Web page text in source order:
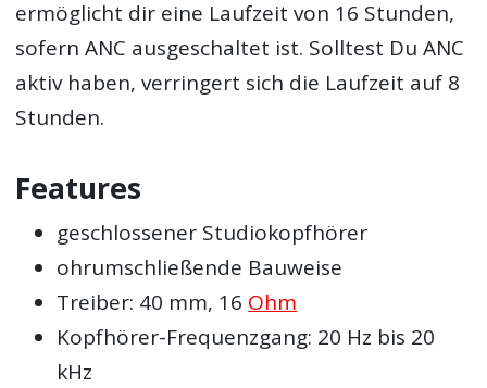
ermöglicht dir eine Laufzeit von 16 Stunden,
sofern ANC ausgeschaltet ist. Solltest Du ANC
aktiv haben, verringert sich die Laufzeit auf 8
Stunden.
Features
geschlossener Studiokopfhörer
ohrumschließende Bauweise
Treiber: 40 mm, 16 Ohm
Kopfhörer-Frequenzgang: 20 Hz bis 20
kHz